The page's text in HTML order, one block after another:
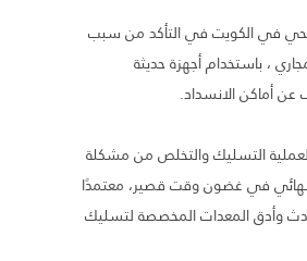
في الكويت في التأكد من سبب
، باستخدام أجهزة حديثة
أماكن الانسداد.
التسليك والتخلص من مشكلة
في غضون وقت قصير، معتمدًا
وأدق المعدات المخصصة لتسليك